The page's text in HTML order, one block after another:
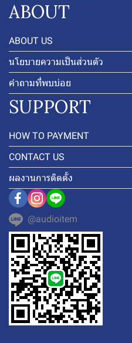
ABOUT
ABOUT US
นโยบายความเป็นส่วนตัว
คำถามที่พบบ่อย
SUPPORT
HOW TO PAYMENT
CONTACT US
ผลงานการติดตั้ง
@audioitem